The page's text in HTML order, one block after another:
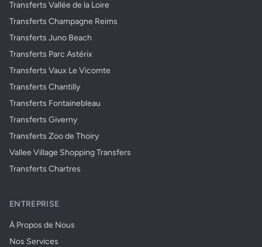
Transferts Vallée de la Loire
Transferts Champagne Reims
Transferts Juno Beach
Transferts Parc Astérix
Transferts Vaux Le Vicomte
Transferts Chantilly
Transferts Fontainebleau
Transferts Giverny
Transferts Zoo de Thoiry
Vallee Village Shopping Transfers
Transferts Chartres
ENTREPRISE
À Propos de Nous
Nos Services